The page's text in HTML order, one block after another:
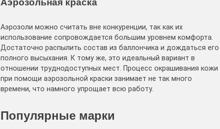
Аэрозольная краска
Аэрозоли можно считать вне конкуренции, так как их
использование сопровождается большим уровнем комфорта.
Достаточно распылить состав из баллончика и дождаться его
полного высыхания. К тому же, это идеальный вариант в
отношении труднодоступных мест. Процесс окрашивания кожи
при помощи аэрозольной краски занимает не так много
времени, что намного упрощает всю работу.
Популярные марки